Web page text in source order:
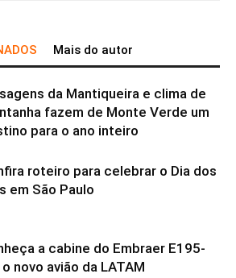
Mais do autor
da Mantiqueira e clima de
fazem de Monte Verde um
para o ano inteiro
roteiro para celebrar o Dia dos
em São Paulo
a cabine do Embraer E195-
o novo avião da LATAM